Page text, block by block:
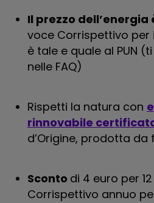
Il prezzo dell’energia
voce Corrispettivo per
è tale e quale al PUN
nelle FAQ)
Rispetti la natura con
rinnovabile
d’Origine, prodotta da
Sconto di 4 euro per
Corrispettivo annuo